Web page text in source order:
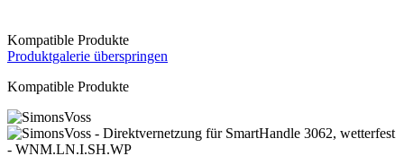
Kompatible Produkte
Produktgalerie überspringen
Kompatible Produkte